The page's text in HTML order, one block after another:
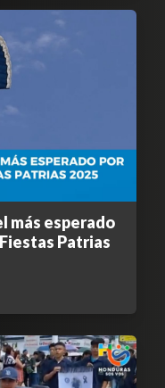
más esperado
Patrias